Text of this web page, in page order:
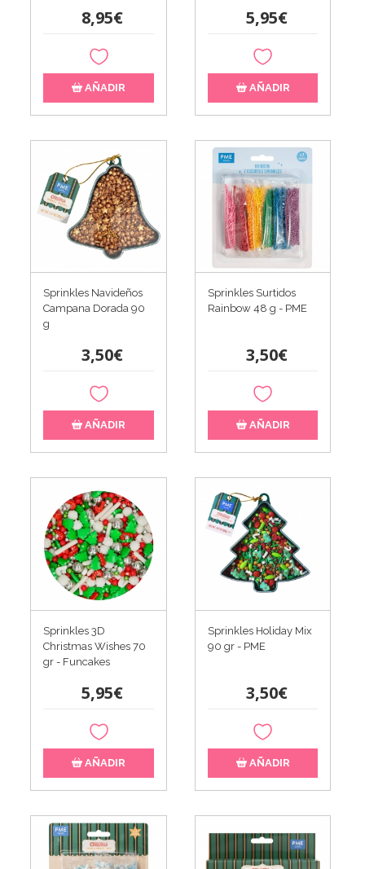
8,95€
AÑADIR
5,95€
AÑADIR
Sprinkles Navideños
Campana Dorada 90
g
3,50€
AÑADIR
Sprinkles Surtidos
Rainbow 48 g - PME
3,50€
AÑADIR
Sprinkles 3D
Christmas Wishes 70
gr - Funcakes
5,95€
AÑADIR
Sprinkles Holiday Mix
90 gr - PME
3,50€
AÑADIR